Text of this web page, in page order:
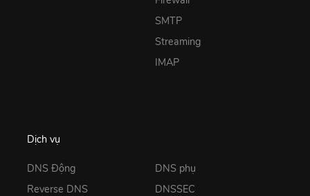
SMTP
Streaming
IMAP
Dịch vụ
DNS Động
Reverse DNS
DNS phụ
DNSSEC